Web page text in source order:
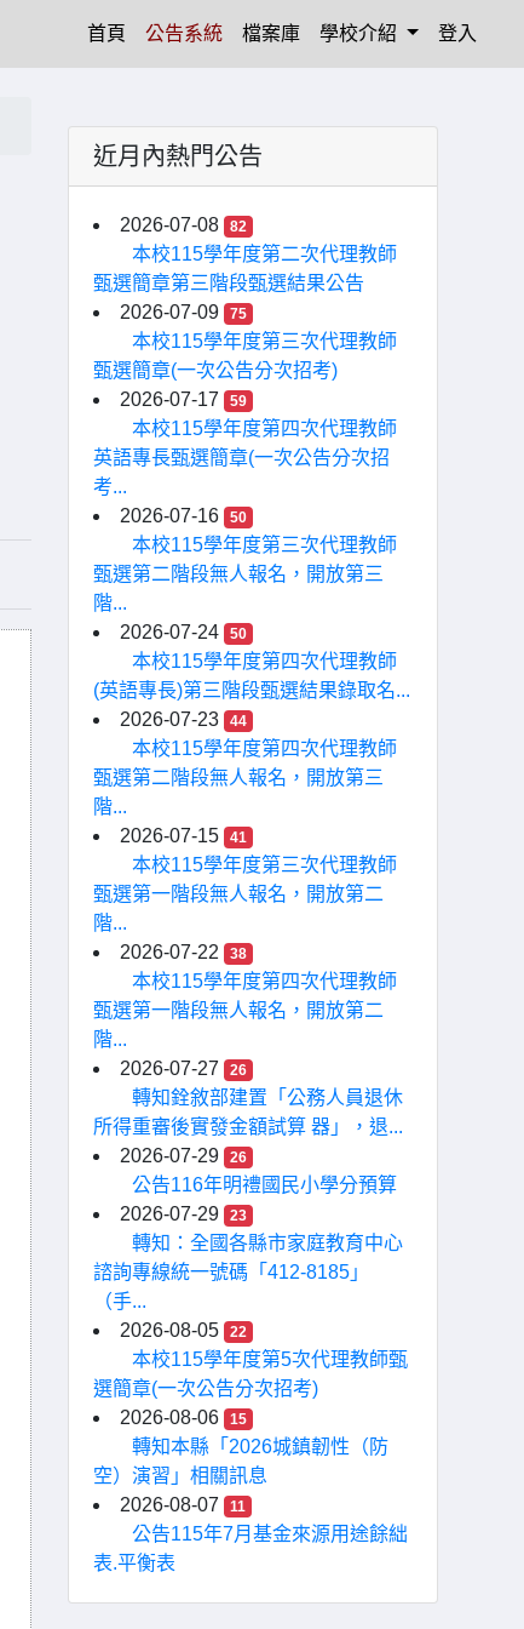
首頁 (current)
公告系統 檔案庫 學校介紹 登入
近月內熱門公告
2026-07-08 82
本校115學年度第二次代理教師
甄選簡章第三階段甄選結果公告
2026-07-09
75
本校115學年度第三次代理教師
甄選簡章(一次公告分次招考)
2026-07-17
59
本校115學年度第四次代理教師
英語專長甄選簡章(一次公告分次招
考...
2026-07-16
50
本校115學年度第三次代理教師
甄選第二階段無人報名，開放第三
階...
2026-07-24
50
本校115學年度第四次代理教師
(英語專長)第三階段甄選結果錄取名...
2026-07-23
44
本校115學年度第四次代理教師
甄選第二階段無人報名，開放第三
階...
2026-07-15
41
本校115學年度第三次代理教師
甄選第一階段無人報名，開放第二
階...
2026-07-22
38
本校115學年度第四次代理教師
甄選第一階段無人報名，開放第二
階...
2026-07-27
26
轉知銓敘部建置「公務人員退休
所得重審後實發金額試算 器」，退...
2026-07-29
26
公告116年明禮國民小學分預算
2026-07-29
23
轉知：全國各縣市家庭教育中心
諮詢專線統一號碼「412-8185」
（手...
2026-08-05
22
本校115學年度第5次代理教師甄
選簡章(一次公告分次招考)
2026-08-06
15
轉知本縣「2026城鎮韌性（防
空）演習」相關訊息
2026-08-07
11
公告115年7月基金來源用途餘絀
表.平衡表